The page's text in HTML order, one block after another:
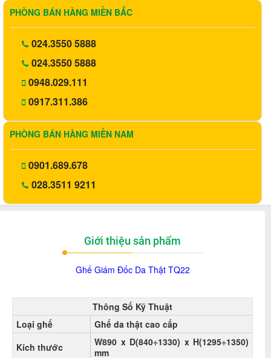
PHÒNG BÁN HÀNG MIỀN BẮC
024.3550 5888
024.3550 5888
0948.029.111
0917.311.386
PHÒNG BÁN HÀNG MIỀN NAM
0901.689.678
028.3511 9211
Giới thiệu sản phẩm
Ghế Giám Đốc Da Thật TQ22
Thông Số Kỹ Thuật
Loại ghế
Ghế da thật cao cấp
Kích thước
W890 x D(840÷1330) x H(1295÷1350)
mm